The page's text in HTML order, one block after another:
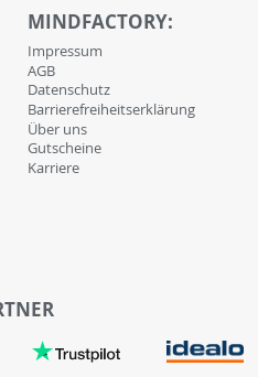
MINDFACTORY:
Impressum
AGB
Datenschutz
Barrierefreiheitserklärung
Über uns
Gutscheine
Karriere